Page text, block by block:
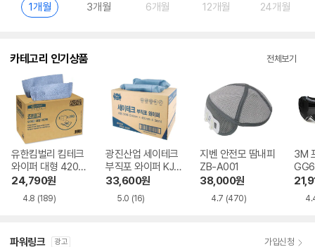
1개월 3개월 6개월 12개월 24개월
카테고리 인기상품 전체보기
유한킴벌리 킴테크
와이퍼 대형 4202
3
24,790원
4.8 (189)
광진산업 세이테크
부직포 와이퍼 KJ
W1200
33,600원
5.0 (16)
지벤 안전모 땀내피
ZB-A001
38,000원
4.7 (470)
3M
파워링크 광고 가입신청